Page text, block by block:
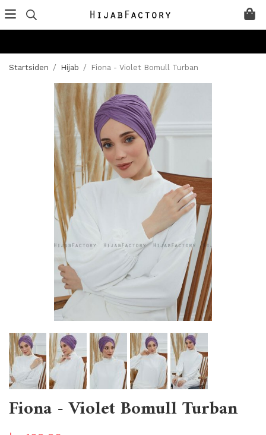
Startsiden / Hijab / Fiona - Violet Bomull Turban
Fiona - Violet Bomull Turban